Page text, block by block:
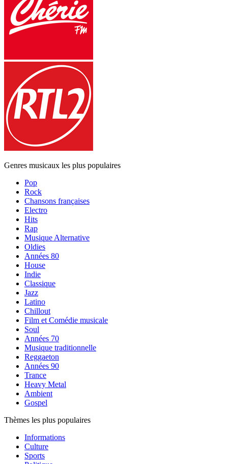
Genres musicaux les plus populaires
Pop
Rock
Chansons françaises
Electro
Hits
Rap
Musique Alternative
Oldies
Années 80
House
Indie
Classique
Jazz
Latino
Chillout
Film et Comédie musicale
Soul
Années 70
Musique traditionnelle
Reggaeton
Années 90
Trance
Heavy Metal
Ambient
Gospel
Thèmes les plus populaires
Informations
Culture
Sports